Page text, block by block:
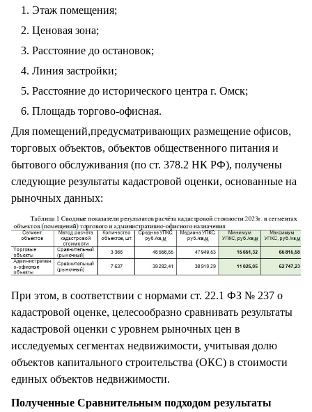
Этаж помещения;
Ценовая зона;
Расстояние до остановок;
Линия застройки;
Расстояние до исторического центра г. Омск;
Площадь торгово-офисная.
Для помещений,предусматривающих размещение офисов,
торговых объектов, объектов общественного питания и
бытового обслуживания (по ст. 378.2 НК РФ), получены
следующие результаты кадастровой оценки, основанные на
рыночных данных:
При этом, в соответствии с нормами ст. 22.1 ФЗ № 237 о
кадастровой оценке, целесообразно сравнивать результаты
кадастровой оценки с уровнем рыночных цен в
исследуемых сегментах недвижимости, учитывая долю
объектов капитального строительства (ОКС) в стоимости
единых объектов недвижимости.
Полученные Сравнительным подходом результаты